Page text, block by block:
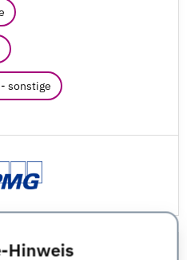
Hinweis
sonstige